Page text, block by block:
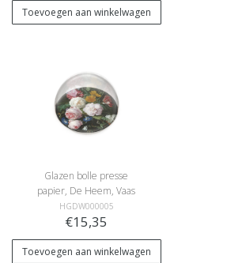
Toevoegen aan winkelwagen
Glazen bolle presse
papier, De Heem, Vaas
met bloemen
HGDW000005
€15,35
Toevoegen aan winkelwagen